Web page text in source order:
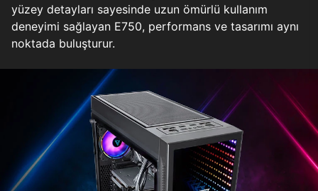
yüzey detayları sayesinde uzun ömürlü kullanım
deneyimi sağlayan E750, performans ve tasarımı aynı
noktada buluşturur.